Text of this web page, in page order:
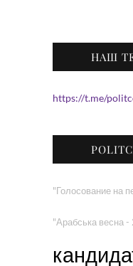
НАШ
https://t.me/
"Голосование на
"Арабська весна -